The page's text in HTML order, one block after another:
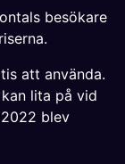
besökare
att använda.
lita på vid
blev